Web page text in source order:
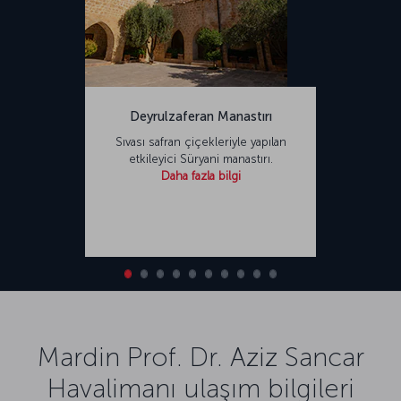
Deyrulzaferan Manastırı
Sıvası safran çiçekleriyle yapılan
etkileyici Süryani manastırı.
Daha fazla bilgi
Mardin Prof. Dr. Aziz Sancar
Havalimanı ulaşım bilgileri